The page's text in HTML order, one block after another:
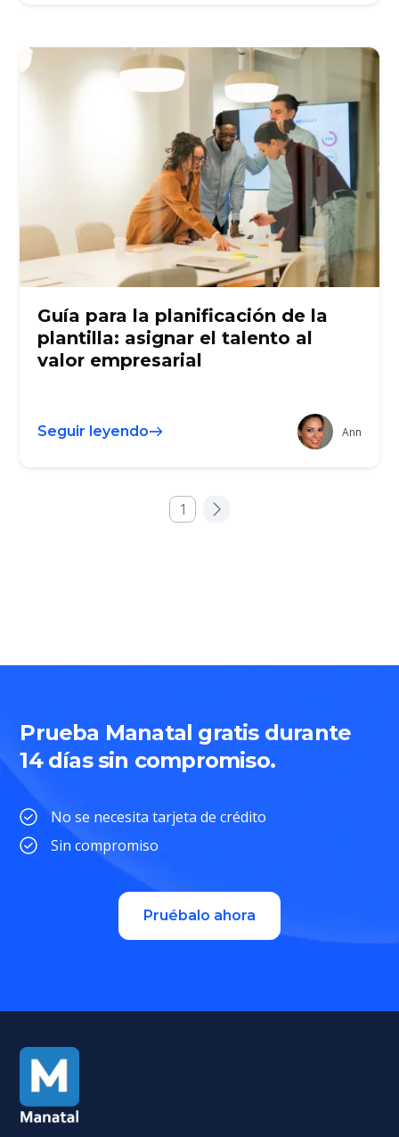
Guía para la planificación de la
plantilla: asignar el talento al
valor empresarial
Seguir leyendo Ann
1
Prueba Manatal gratis durante
14 días sin compromiso.
No se necesita tarjeta de crédito
Sin compromiso
Pruébalo ahora